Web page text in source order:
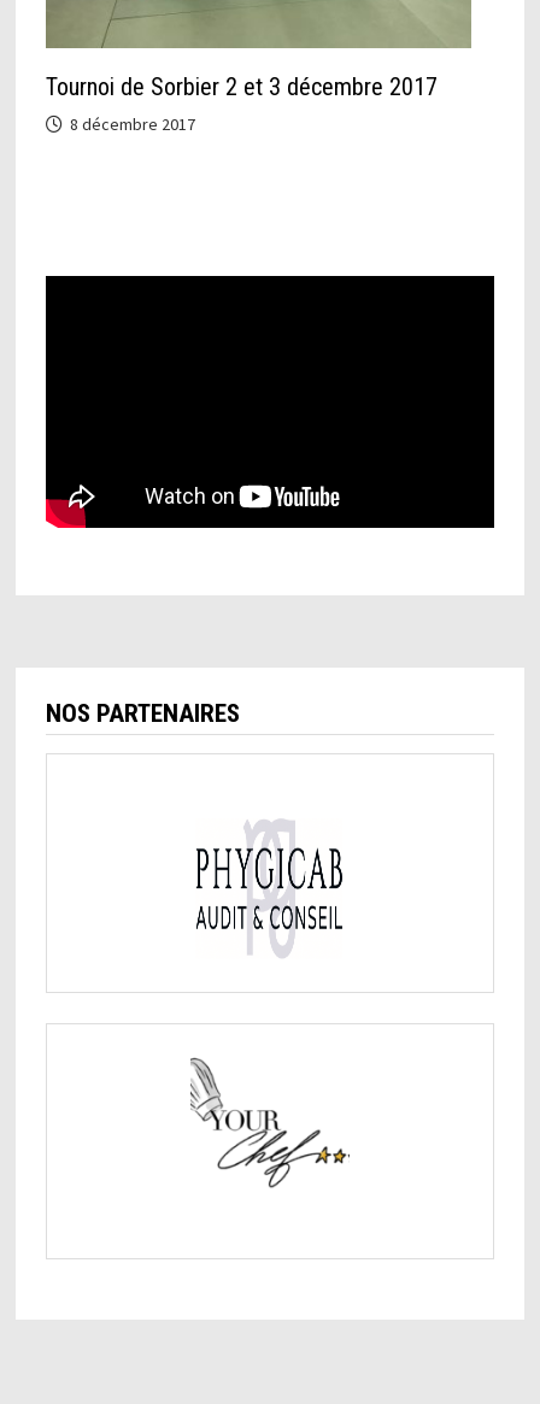
Tournoi de Sorbier 2 et 3 décembre 2017
8 décembre 2017
NOS PARTENAIRES